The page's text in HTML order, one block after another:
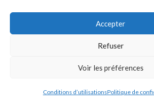
Accepter
Refuser
Voir les préférences
Conditions d’utilisationsPolitique de
Site Web par